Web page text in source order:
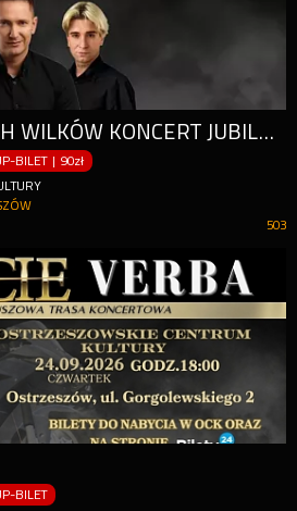
LEGENDA MŁODYCH WILKÓW KONCERT JUBILEUSZOWY
BILET |90zł
503
BILET